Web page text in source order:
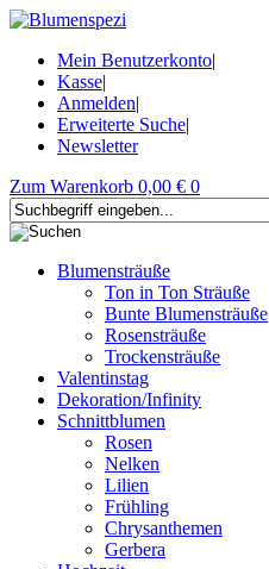
Mein Benutzerkonto|
Kasse|
Anmelden|
Erweiterte Suche|
Newsletter
Zum Warenkorb 0,00 € 0
Blumensträuße
Ton in Ton Sträuße
Bunte Blumensträuße
Rosensträuße
Trockensträuße
Valentinstag
Dekoration/Infinity
Schnittblumen
Rosen
Nelken
Lilien
Frühling
Chrysanthemen
Gerbera